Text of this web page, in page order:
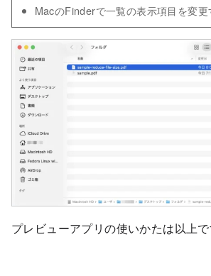
MacのFinderで一覧の表示項目を変更
プレビューアプリの使いかたは以上で